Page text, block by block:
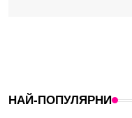
НАЙ-ПОПУЛЯРНИ